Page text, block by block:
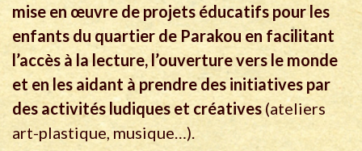
mise en œuvre de projets éducatifs pour les
enfants du quartier de Parakou en facilitant
l’accès à la lecture, l’ouverture vers le monde
et en les aidant à prendre des initiatives par
des activités ludiques et créatives(ateliers
art-plastique, musique…).